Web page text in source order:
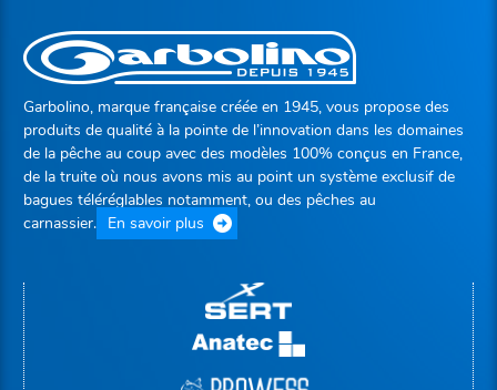
Garbolino, marque française créée en 1945, vous propose des
produits de qualité à la pointe de l’innovation dans les domaines
de la pêche au coup avec des modèles 100% conçus en France,
de la truite où nous avons mis au point un système exclusif de
bagues téléréglables notamment, ou des pêches au
carnassier. En savoir plus